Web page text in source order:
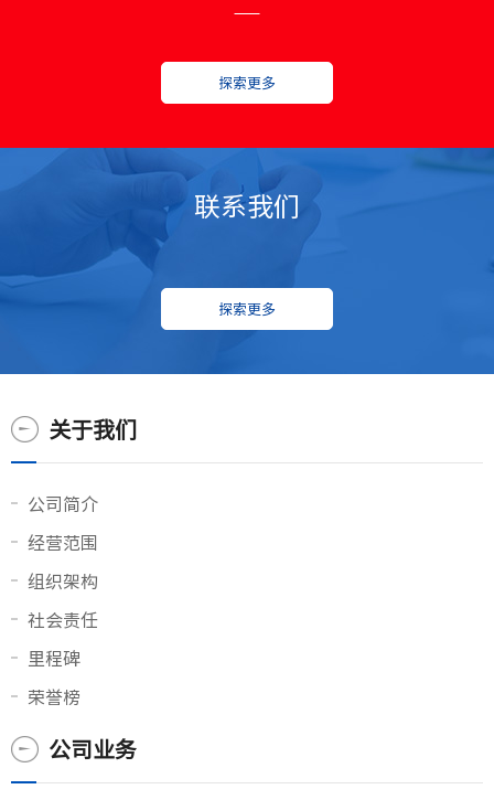
探索更多
联系我们
探索更多
关于我们
公司简介
经营范围
组织架构
社会责任
里程碑
荣誉榜
公司业务